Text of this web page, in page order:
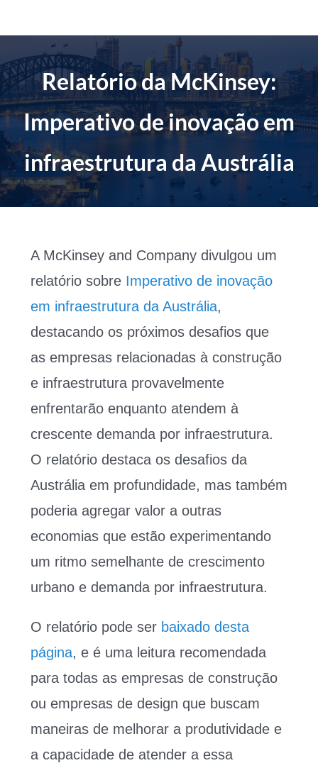
conteúdoRelatório da McKinsey:
Imperativo de inovação em
infraestrutura da Austrália
A McKinsey and Company divulgou um
relatório sobre Imperativo de inovação
em infraestrutura da Austrália,
destacando os próximos desafios que
as empresas relacionadas à construção
e infraestrutura provavelmente
enfrentarão enquanto atendem à
crescente demanda por infraestrutura.
O relatório destaca os desafios da
Austrália em profundidade, mas também
poderia agregar valor a outras
economias que estão experimentando
um ritmo semelhante de crescimento
urbano e demanda por infraestrutura.
O relatório pode ser baixado desta
página, e é uma leitura recomendada
para todas as empresas de construção
ou empresas de design que buscam
maneiras de melhorar a produtividade e
a capacidade de atender a essa